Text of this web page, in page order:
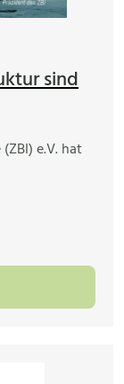
sind
e.V. hat